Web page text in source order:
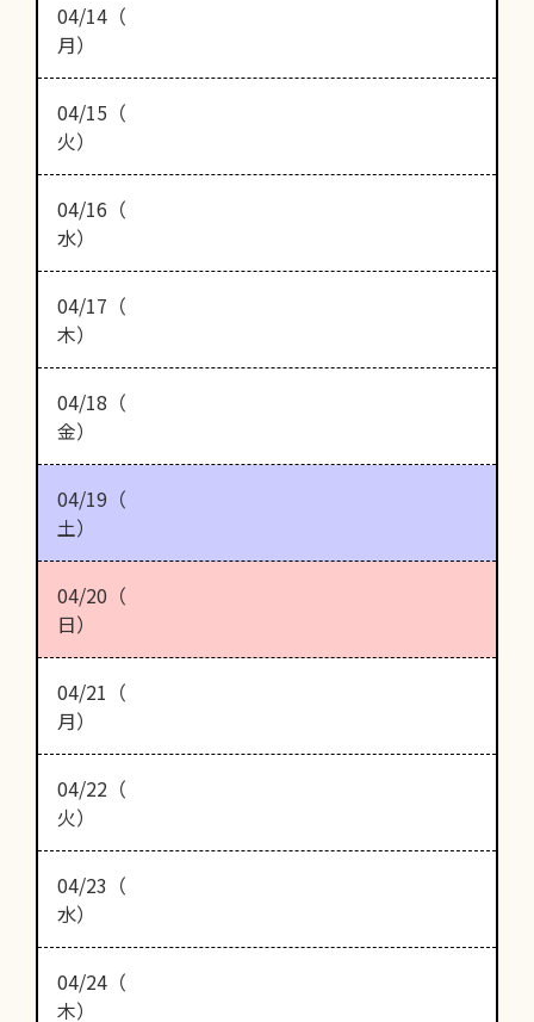
04/14（
月）
04/15（
火）
04/16（
水）
04/17（
木）
04/18（
金）
04/19（
土）
04/20（
日）
04/21（
月）
04/22（
火）
04/23（
水）
04/24（
木）